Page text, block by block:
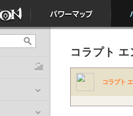
コラプト
コラプト